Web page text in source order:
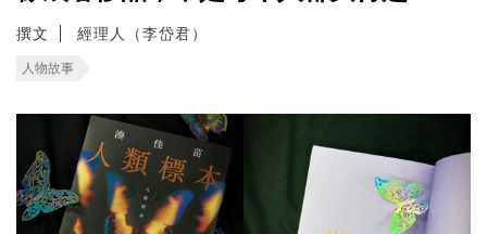
撰文 經理人（李岱君）
人物故事